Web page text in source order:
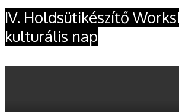
IV. Holdsütikészítő
kulturális nap